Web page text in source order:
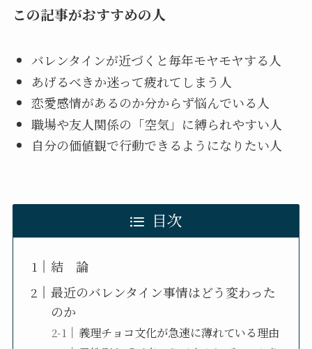
この記事がおすすめの人
バレンタインが近づくと毎年モヤモヤする人
あげるべきか迷って疲れてしまう人
恋愛感情があるのか分からず悩んでいる人
職場や友人関係の「空気」に縛られやすい人
自分の価値観で行動できるようになりたい人
目次
結 論
最近のバレンタイン事情はどう変わった
のか
義理チョコ文化が急速に薄れている理由